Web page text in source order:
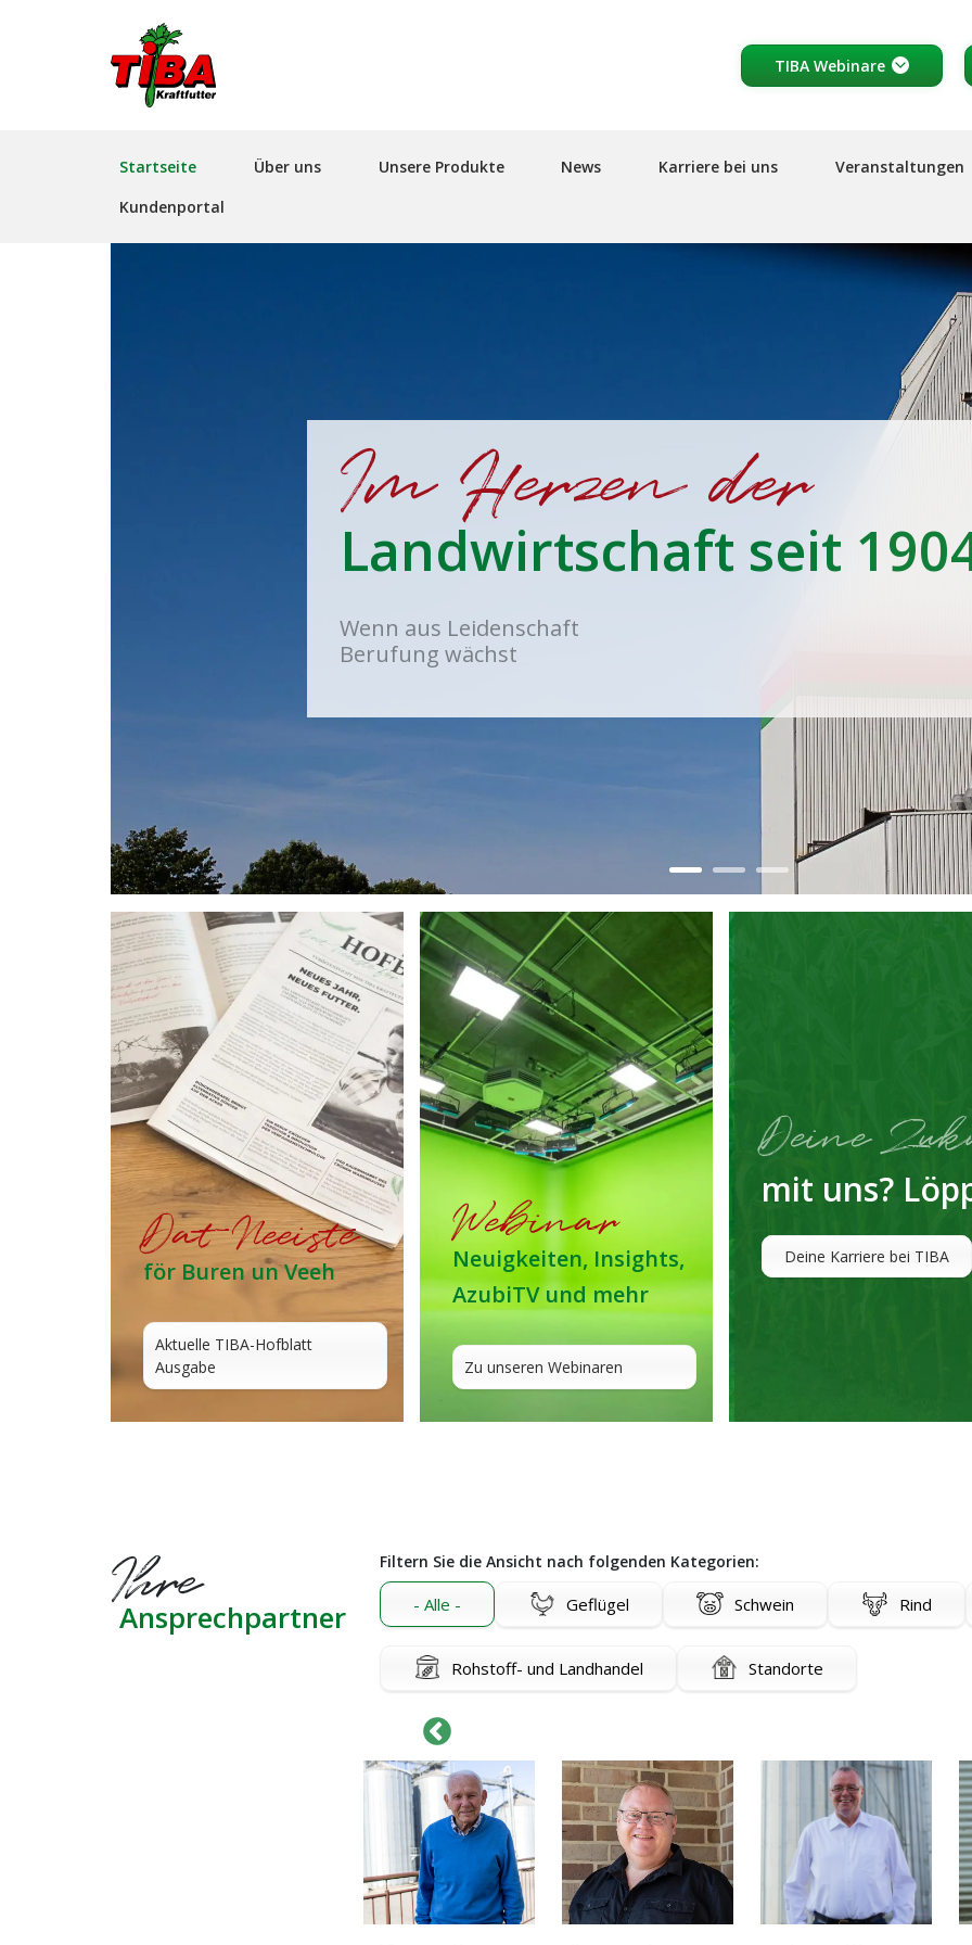
Header
TIBA Webinare
Hauptnavigation
Startseite Über uns Unsere Produkte News Karriere bei uns
Veranstaltungen
Kundenportal
Im Herzen der
Landwirtschaft seit
Wenn aus Leidenschaft
Berufung wächst
Dat Neeiste
för Buren un Veeh
Aktuelle TIBA-Hofblatt
Ausgabe
Webinar
Neuigkeiten, Insights,
AzubiTV und mehr
Zu unseren Webinaren
Deine
mit uns?
Deine Karriere bei TIBA
Ihre
Ansprechpartner
Filtern Sie die Ansicht nach folgenden Kategorien:
- Alle - Geflügel Schwein Rind
Rohstoff- und Landhandel Standorte